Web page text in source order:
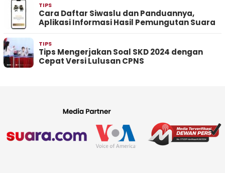
TIPS
Cara Daftar Siwaslu dan Panduannya,
Aplikasi Informasi Hasil Pemungutan Suara
TIPS
Tips Mengerjakan Soal SKD 2024 dengan
Cepat Versi Lulusan CPNS